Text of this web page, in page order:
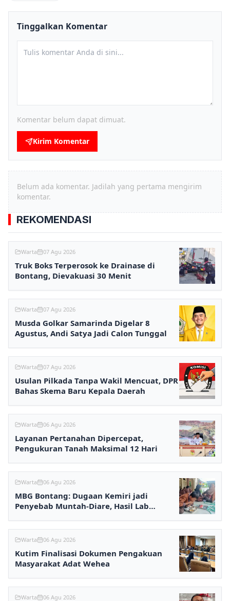
Tinggalkan Komentar
Komentar belum dapat dimuat.
Kirim Komentar
Belum ada komentar. Jadilah yang pertama mengirim
komentar.
REKOMENDASI
Warta 07 Agu 2026
Truk Boks Terperosok ke Drainase di
Bontang, Dievakuasi 30 Menit
Warta 07 Agu 2026
Musda Golkar Samarinda Digelar 8
Agustus, Andi Satya Jadi Calon Tunggal
Warta 07 Agu 2026
Usulan Pilkada Tanpa Wakil Mencuat, DPR
Bahas Skema Baru Kepala Daerah
Warta 06 Agu 2026
Layanan Pertanahan Dipercepat,
Pengukuran Tanah Maksimal 12 Hari
Warta 06 Agu 2026
MBG Bontang: Dugaan Kemiri jadi
Penyebab Muntah-Diare, Hasil Lab
Warta 06 Agu 2026
Kutim Finalisasi Dokumen Pengakuan
Masyarakat Adat Wehea
Warta 06 Agu 2026